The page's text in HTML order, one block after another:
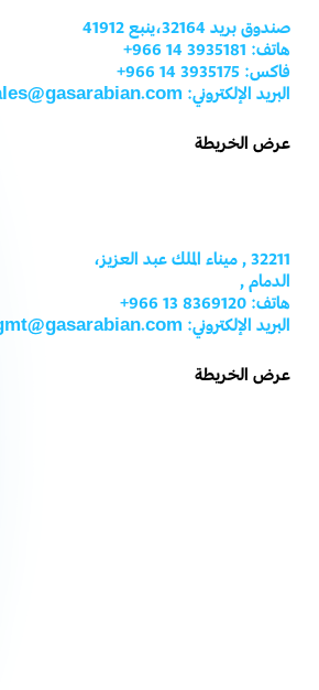
صندوق بريد 32164،ينبع 41912
هاتف: 3935181 14 966+
فاكس: 3935175 14 966+
البريد الإلكتروني: sales@gasarabian.com
عرض الخريطة
32211 , ميناء الملك عبد العزيز،
الدمام,
هاتف: 8369120 13
966
+
البريد الإلكتروني: gasgmt@gasarabian.com
عرض الخريطة